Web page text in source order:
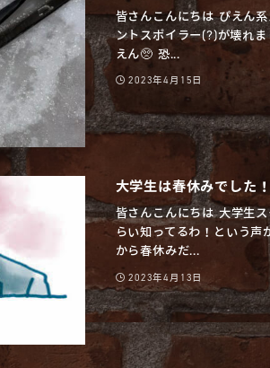
皆さんこんにちは ぴえん
ントスポイラー(?)が壊れ
えん🥺 恐...
2023年4月15日
大学生は春休みでした！
皆さんこんにちは 大学生
らい知ってるわ！という声
から春休みだ...
2023年4月13日